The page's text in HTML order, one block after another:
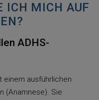
ICH MICH AUF
ADHS-
ausführlichen
(Anamnese). Sie